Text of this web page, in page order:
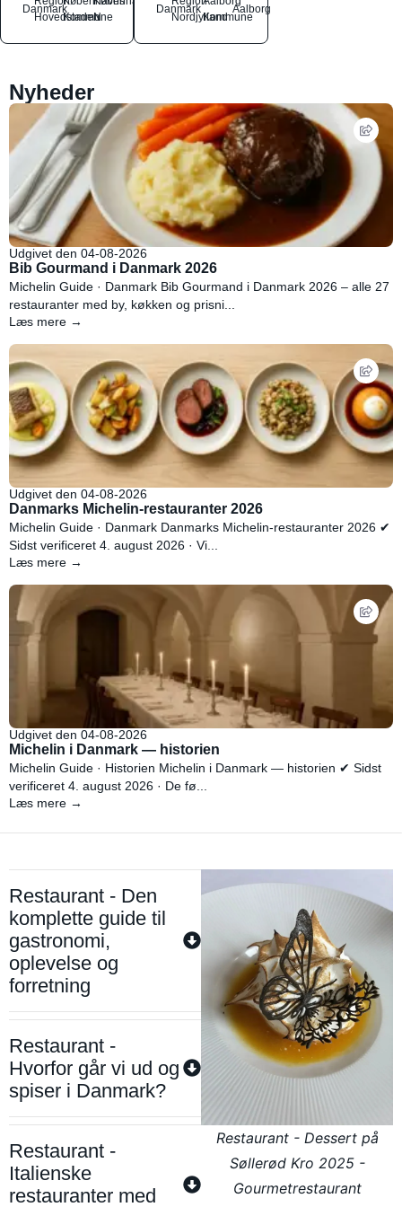
Danmark
Hovedstaden
Kommune
N
Danmark
NordjyllandKommune
Aalborg
Nyheder
Udgivet den 04-08-2026
Bib Gourmand i Danmark 2026
Michelin Guide · Danmark Bib Gourmand i Danmark 2026 – alle 27
restauranter med by, køkken og prisni...
Læs mere →
Udgivet den 04-08-2026
Danmarks Michelin-restauranter 2026
Michelin Guide · Danmark Danmarks Michelin-restauranter 2026 ✔
Sidst verificeret 4. august 2026 · Vi...
Læs mere →
Udgivet den 04-08-2026
Michelin i Danmark — historien
Michelin Guide · Historien Michelin i Danmark — historien ✔ Sidst
verificeret 4. august 2026 · De fø...
Læs mere →
Restaurant - Den
komplette guide til
gastronomi,
oplevelse og
forretning
Restaurant -
Hvorfor går vi ud og
spiser i Danmark?
Restaurant -
Italienske
restauranter med
Restaurant - Dessert på
Søllerød Kro 2025 -
Gourmetrestaurant